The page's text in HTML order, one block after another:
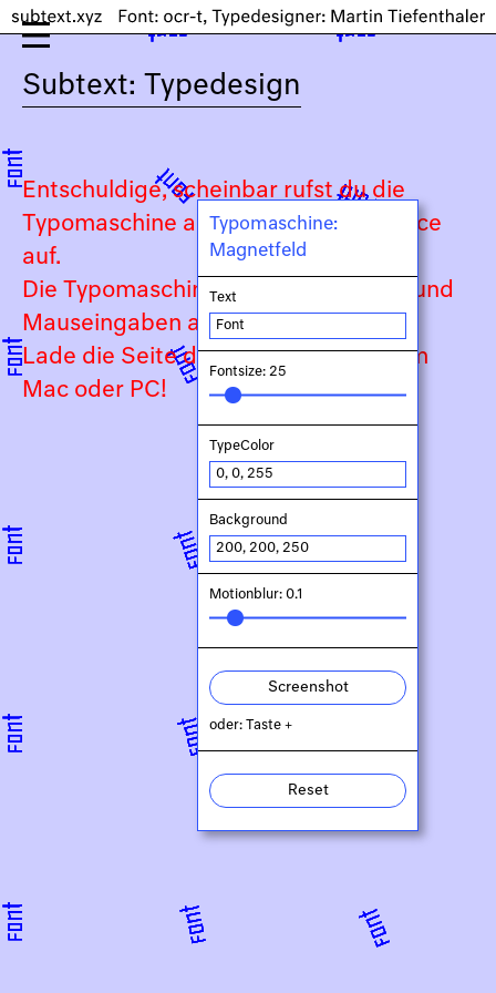
Subtext: Typedesign
Entschuldige, scheinbar rufst du die
Typomaschine auf einem Touch-Device
auf.
Die Typomaschine ist auf Keyboard- und
Mauseingaben angewiesen.
Lade die Seite daher bitte auf deinem
Mac oder PC!
Typomaschine:
Magnetfeld
Text
Fontsize: 25
TypeColor
Background
Motionblur: 0.1
Screenshot
oder: Taste +
Reset